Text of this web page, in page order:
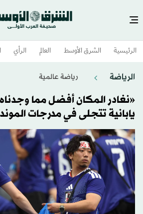
الرئيسية الشرق الأوسط​ العالم الرأي
الرياضة رياضة عالمية
«نغادر المكان أفضل مما
يابانية تتجلى في مدرجات